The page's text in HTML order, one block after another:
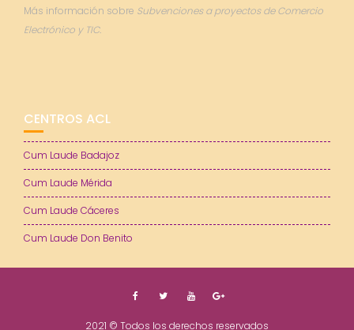
Más información sobre Subvenciones a proyectos de Comercio
Electrónico y TIC.
CENTROS ACL
Cum Laude Badajoz
Cum Laude Mérida
Cum Laude Cáceres
Cum Laude Don Benito
2021 © Todos los derechos reservados